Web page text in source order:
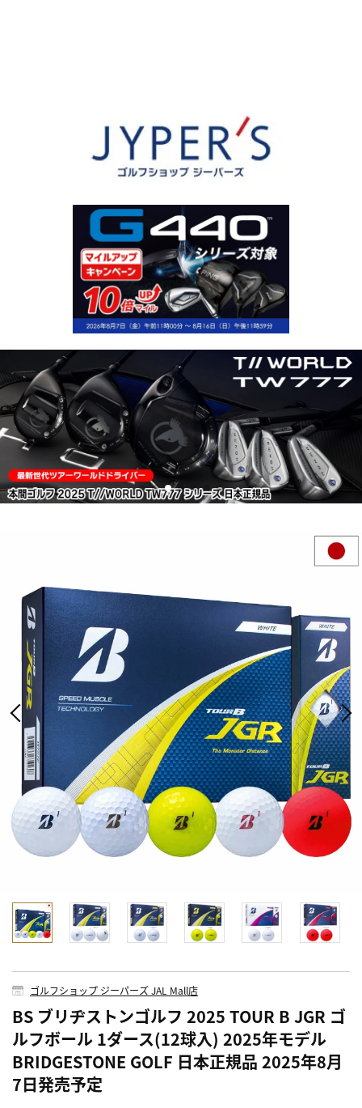
ゴルフショップ ジーパーズ JAL Mall店
BS ブリヂストンゴルフ 2025 TOUR B JGR ゴ
ルフボール 1ダース(12球入) 2025年モデル
BRIDGESTONE GOLF 日本正規品 2025年8月
7日発売予定